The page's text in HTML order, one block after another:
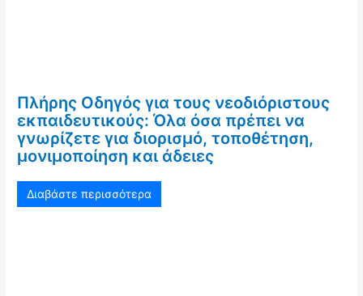
Πλήρης Οδηγός για τους νεοδιόριστους
εκπαιδευτικούς: Όλα όσα πρέπει να
γνωρίζετε για διορισμό, τοποθέτηση,
μονιμοποίηση και άδειες
Διαβάστε περισσότερα